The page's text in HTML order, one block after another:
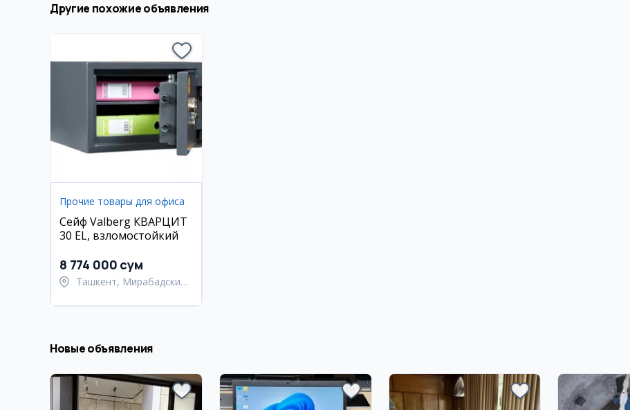
Другие похожие объявления
Прочие товары для офиса
Сейф Valberg КВАРЦИТ
30 EL, взломостойкий
8 774 000 сум
Ташкент, Мирабадский
Новые объявления